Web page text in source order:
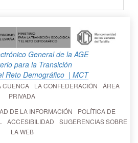
General de la AGE
para la Transición
Reto Demográfico | MCT
CUENCA LA CONFEDERACIÓN
ÁREA
PRIVADA
DE LA INFORMACIÓN
POLÍTICA DE
ACCESIBILIDAD
SUGERENCIAS SOBRE
LA WEB